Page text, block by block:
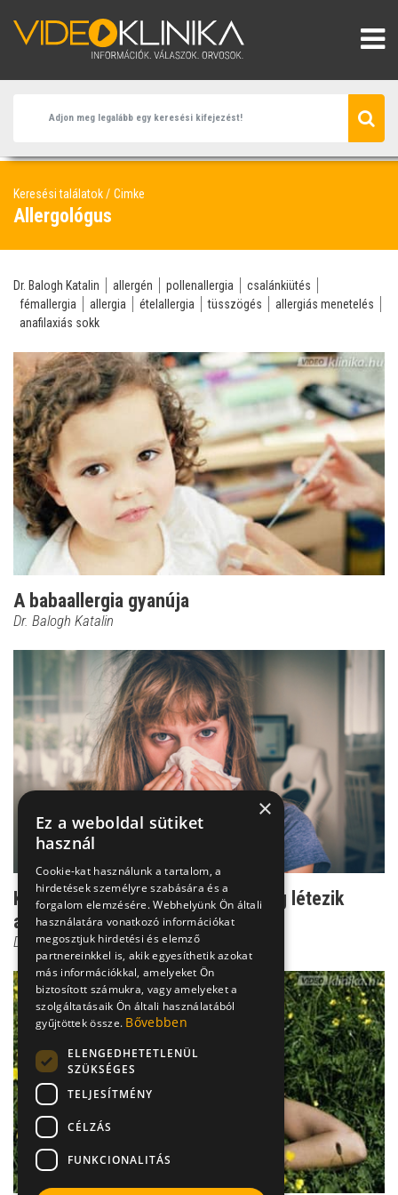
Keresési találatok Cimke
Allergológus
Dr. Balogh Katalin allergén pollenallergia
csalánkiütés
fémallergia
allergia ételallergia tüsszögés
allergiás menetelés
anafilaxiás sokk
A babaallergia gyanúja
Dr. Balogh Katalin
Kérdés az allergológushoz: tényleg létezik
anyósallergia?
Dr. Balogh Katalin
×
Ez a weboldal sütiket
használ
Cookie-kat használunk a tartalom, a
hirdetések személyre szabására és a
forgalom elemzésére. Webhelyünk Ön általi
használatára vonatkozó információkat
megosztjuk hirdetési és elemző
partnereinkkel is, akik egyesíthetik azokat
más információkkal, amelyeket Ön
biztosított számukra, vagy amelyeket a
szolgáltatásaik Ön általi használatából
gyűjtöttek össze. Bővebben
ELENGEDHETETLENÜL
SZÜKSÉGES
TELJESÍTMÉNY
CÉLZÁS
FUNKCIONALITÁS